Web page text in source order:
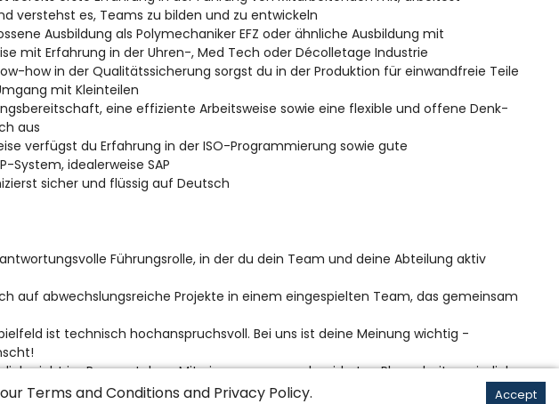
verstehst es, Teams zu bilden und zu entwickeln
Ausbildung als Polymechaniker EFZ oder ähnliche Ausbildung mit
mit Erfahrung in der Uhren-, Med Tech oder Décolletage Industrie
how in der Qualitätssicherung sorgst du in der Produktion für einwandfreie Teile
mit Kleinteilen
eine effiziente Arbeitsweise sowie eine flexible und offene Denk-
aus
verfügst du Erfahrung in der ISO-Programmierung sowie gute
System, idealerweise SAP
sicher und flüssig auf Deutsch
Führungsrolle, in der du dein Team und deine Abteilung aktiv
auf abwechslungsreiche Projekte in einem eingespielten Team, das gemeinsam
ist technisch hochanspruchsvoll. Bei uns ist deine Meinung wichtig -
nicht im Regen stehen. Mit einem massgeschneiderten Plan arbeiten wir dich
Terms and Conditions and Privacy Policy. Accept